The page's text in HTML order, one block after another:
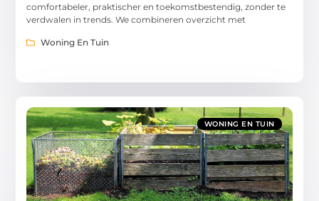
comfortabeler, praktischer en toekomstbestendig, zonder te
verdwalen in trends. We combineren overzicht met
Woning En Tuin
WONING EN TUIN